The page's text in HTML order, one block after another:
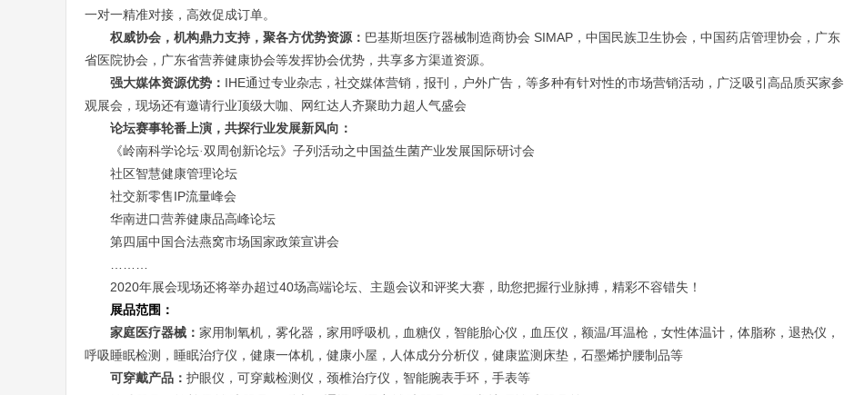
一对一精准对接，高效促成订单。
权威协会，机构鼎力支持，聚各方优势资源： 巴基斯坦医疗器械制造商协会 SIMAP ，中国民族卫生协会，中国药店管理协会，广东
省医院协会，广东省营养健康协会等发挥协会优势，共享多方渠道资源。
强大媒体资源优势： IHE通过专业杂志，社交媒体营销，报刊，户外广告，等多种有针对性的市场营销活动，广泛吸引高品质买家参
观展会，现场还有邀请行业顶级大咖、网红达人齐聚助力超人气盛会
论坛赛事轮番上演，共探行业发展新风向：
《岭南科学论坛·双周创新论坛》子列活动之中国益生菌产业发展国际研讨会
社区智慧健康管理论坛
社交新零售IP流量峰会
华南进口营养健康品高峰论坛
第四届中国合法燕窝市场国家政策宣讲会
2020年展会现场还将举办超过40场高端论坛、主题会议和评奖大赛，助您把握行业脉搏，精彩不容错失！
展品范围：
家庭医疗器械： 家用制氧机，雾化器，家用呼吸机，血糖仪，智能胎心仪，血压仪，额温/耳温枪，女性体温计，体脂称，退热仪，
呼吸睡眠检测，睡眠治疗仪，健康一体机，健康小屋，人体成分分析仪，健康监测床垫，石墨烯护腰制品等
可穿戴产品： 护眼仪，可穿戴检测仪，颈椎治疗仪，智能腕表手环，手表等